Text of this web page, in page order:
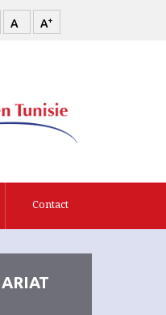
A A+
Contact